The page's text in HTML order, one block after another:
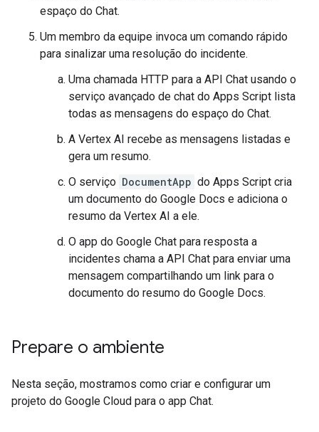
espaço do Chat.
Um membro da equipe invoca um comando rápido
para sinalizar uma resolução do incidente.
Uma chamada HTTP para a API Chat usando o
serviço avançado de chat do Apps Script lista
todas as mensagens do espaço do Chat.
A Vertex AI recebe as mensagens listadas e
gera um resumo.
O serviço DocumentApp do Apps Script cria
um documento do Google Docs e adiciona o
resumo da Vertex AI a ele.
O app do Google Chat para resposta a
incidentes chama a API Chat para enviar uma
mensagem compartilhando um link para o
documento do resumo do Google Docs.
Prepare o ambiente
Nesta seção, mostramos como criar e configurar um
projeto do Google Cloud para o app Chat.